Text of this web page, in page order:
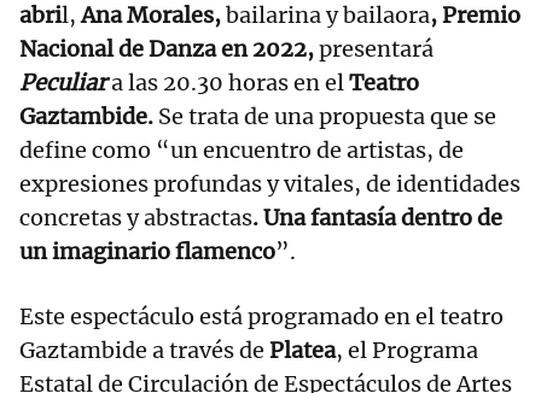
abril,Ana Morales,bailarina y bailaora, Premio
Nacional de Danza en 2022,presentará
Peculiara las 20.30 horas en elTeatro
Gaztambide. Se trata de una propuesta que se
define como “un encuentro de artistas, de
expresiones profundas y vitales, de identidades
concretas y abstractas. Una fantasía dentro de
un imaginario flamenco”.
Este espectáculo está programado en el teatro
Gaztambide a través de Platea, el Programa
Estatal de Circulación de Espectáculos de Artes